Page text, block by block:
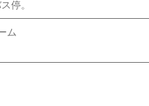
停。
ム